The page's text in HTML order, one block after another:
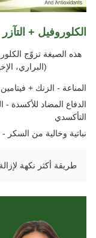
الكلوروفيل +
(البراري، الإخيناسيا) و 5 أشكال من
المناعة - الزنك + فيتامين C/D3 يعزز وظيفة خلايا الدم البيضاء
التأكسدي
نباتية وخالية من السكر
طريقة أكثر نكهة